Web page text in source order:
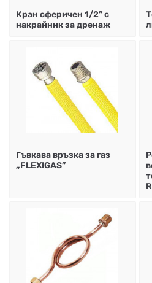
Кран сфeричен 1/2” с
накрайник за дренаж
Гъвкава връзка за газ
„FLEXIGAS”